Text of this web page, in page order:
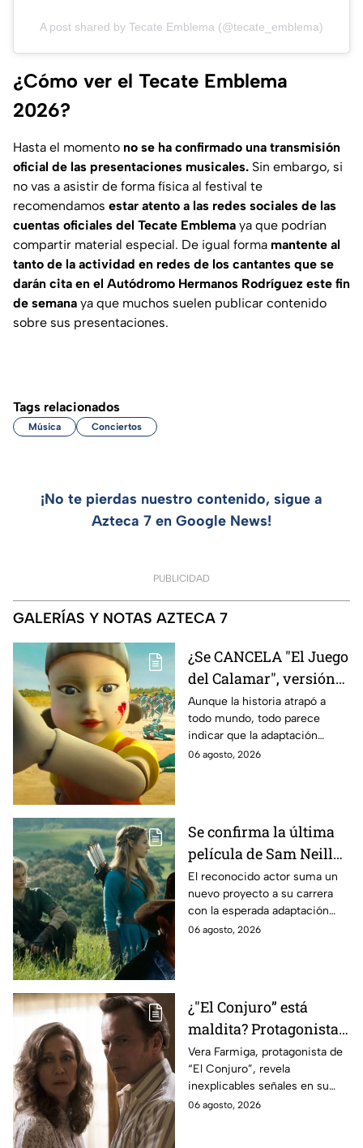
A post shared by Tecate Emblema (@tecate_emblema)
¿Cómo ver el Tecate Emblema
2026?
Hasta el momento no se ha confirmado una transmisión
oficial de las presentaciones musicales. Sin embargo, si
no vas a asistir de forma física al festival te
recomendamos estar atento a las redes sociales de las
cuentas oficiales del Tecate Emblema ya que podrían
compartir material especial. De igual forma mantente al
tanto de la actividad en redes de los cantantes que se
darán cita en el Autódromo Hermanos Rodríguez este fin
de semana ya que muchos suelen publicar contenido
sobre sus presentaciones.
Tags relacionados
Música Conciertos
¡No te pierdas nuestro contenido, sigue a
Azteca 7 en Google News!
PUBLICIDAD
GALERÍAS Y NOTAS AZTECA 7
¿Se CANCELA "El Juego
del Calamar", versión
Estados Unidos? Esto
es lo que se sabe al
momento
Aunque la historia atrapó a
todo mundo, todo parece
indicar que la adaptación
podría ser cancelada:
06 agosto, 2026
Se confirma la última
película de Sam Neill
antes de morir: esto es
lo que se sabe hasta
ahora
El reconocido actor suma un
nuevo proyecto a su carrera
con la esperada adaptación
cinematográfica del popular
06 agosto, 2026
¿"El Conjuro” está
maldita? Protagonista
revela INQUIETANTES
señales en su cuerpo
durante la grabación de
la película
Vera Farmiga, protagonista de
“El Conjuro”, revela
inexplicables señales en su
cuerpo durante el rodaje de la
06 agosto, 2026